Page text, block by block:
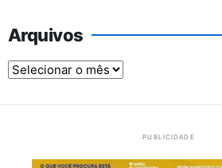
Arquivos
Arquivos
PUBLICIDADE